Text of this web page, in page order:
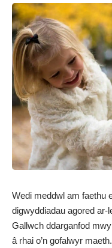
Wedi meddwl am faethu
digwyddiadau agored ar-
Gallwch ddarganfod
â rhai o’n gofalwyr maeth.